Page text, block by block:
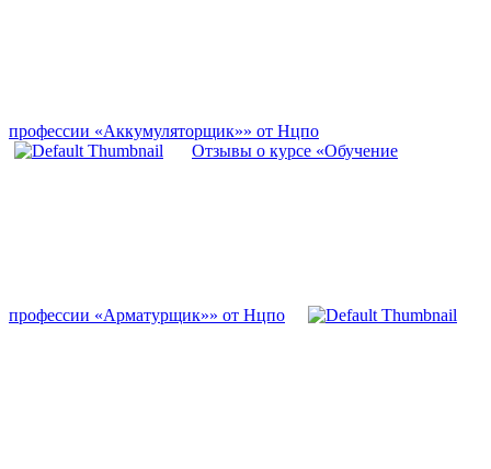
профессии «Аккумуляторщик»» от Нцпо
Отзывы о курсе «Обучение
профессии «Арматурщик»» от Нцпо